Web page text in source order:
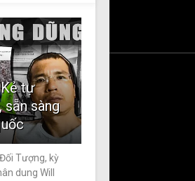
tự
sẵn sàng
Tượng, kỳ
dung Will